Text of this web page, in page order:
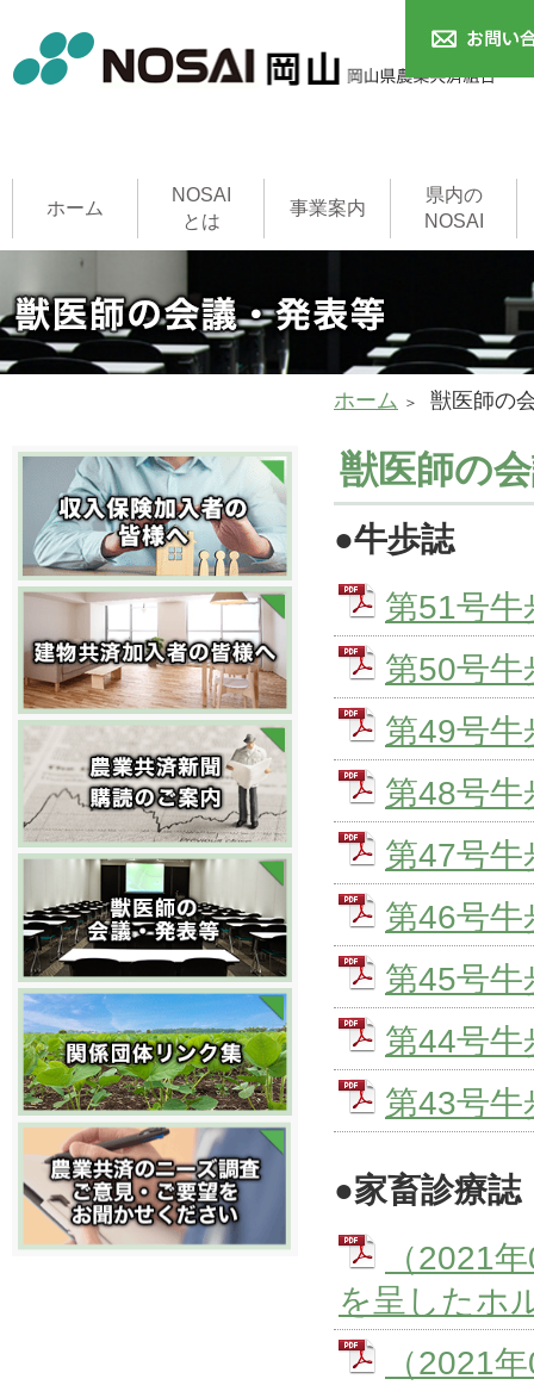
ホーム
NOSAI
とは
事業案内
県内の
NOSAI
ホーム 獣医師の
獣医師の
●牛歩誌
第51号牛
第50号牛
第49号牛
第48号牛
第47号牛
第46号牛
第45号牛
第44号牛
第43号牛
●家畜診療誌
（2021
を呈したホ
（2021